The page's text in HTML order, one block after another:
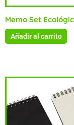
Memo Set
Añadir al carrito